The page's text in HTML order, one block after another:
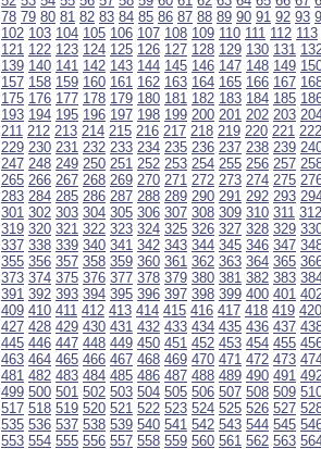
78 79 80 81 82 83 84 85 86 87 88 89 90 91 92 93
102 103 104 105 106 107 108 109 110 111 112 113
121 122 123 124 125 126 127 128 129 130 131
139 140 141 142 143 144 145 146 147 148 149
157 158 159 160 161 162 163 164 165 166 167
175 176 177 178 179 180 181 182 183 184 185
193 194 195 196 197 198 199 200 201 202 203
211 212 213 214 215 216 217 218 219 220 221 222
229 230 231 232 233 234 235 236 237 238 239
247 248 249 250 251 252 253 254 255 256 257
265 266 267 268 269 270 271 272 273 274 275
283 284 285 286 287 288 289 290 291 292 293
301 302 303 304 305 306 307 308 309 310 311 312
319 320 321 322 323 324 325 326 327 328 329
337 338 339 340 341 342 343 344 345 346 347
355 356 357 358 359 360 361 362 363 364 365
373 374 375 376 377 378 379 380 381 382 383
391 392 393 394 395 396 397 398 399 400 401
409 410 411 412 413 414 415 416 417 418 419 420
427 428 429 430 431 432 433 434 435 436 437
445 446 447 448 449 450 451 452 453 454 455
463 464 465 466 467 468 469 470 471 472 473
481 482 483 484 485 486 487 488 489 490 491
499 500 501 502 503 504 505 506 507 508 509
517 518 519 520 521 522 523 524 525 526 527
535 536 537 538 539 540 541 542 543 544 545
553 554 555 556 557 558 559 560 561 562 563